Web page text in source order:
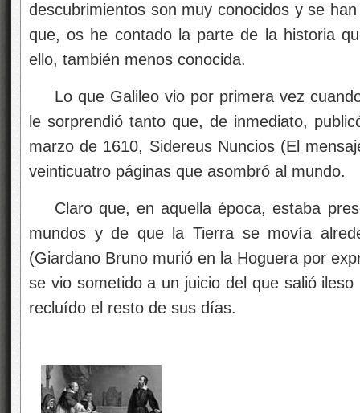
descubrimientos son muy conocidos y se
que, os he contado la parte de la historia
ello, también menos conocida.
Lo que Galileo vio por primera vez
le sorprendió tanto que, de inmediato,
marzo de 1610, Sidereus Nuncios (El
veinticuatro páginas que asombró al mundo.
Claro que, en aquella época, estaba
mundos y de que la Tierra se movía
(Giardano Bruno murió en la Hoguera por
se vio sometido a un juicio del que salió
recluído el resto de sus días.